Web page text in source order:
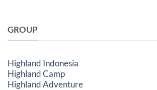
GROUP
Highland Indonesia
Highland Camp
Highland Adventure